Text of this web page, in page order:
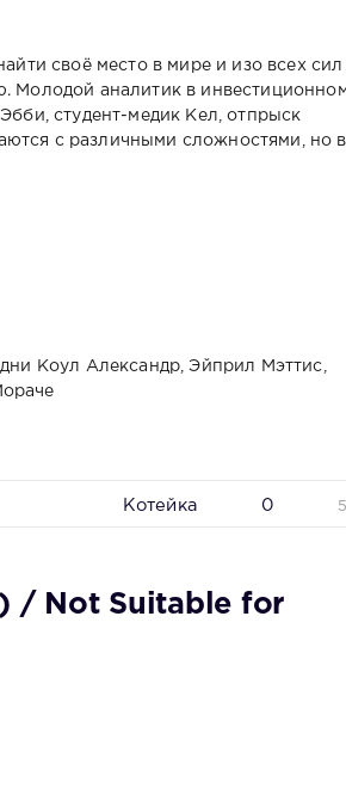
своё место в мире и изо всех сил
Молодой аналитик в
студент-медик Кел, отпрыск
с различными сложностями, но в
Коул Александр, Эйприл Мэттис,
Котейка 0
/ Not Suitable for